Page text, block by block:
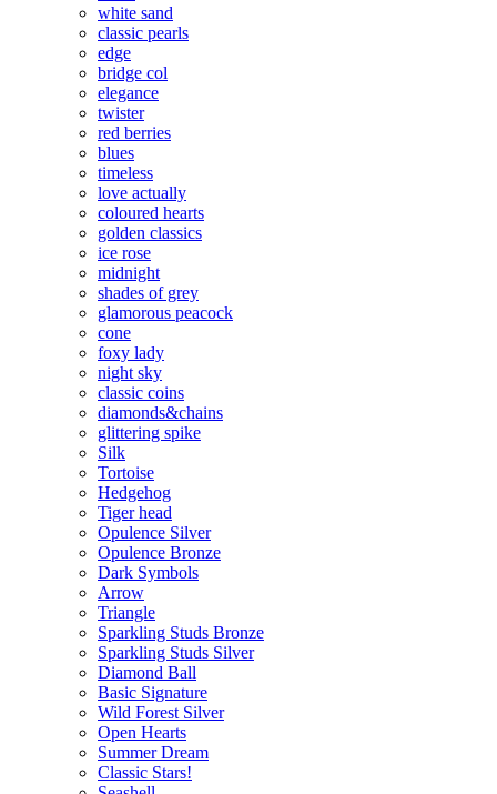
white sand
classic pearls
edge
bridge col
elegance
twister
red berries
blues
timeless
love actually
coloured hearts
golden classics
ice rose
midnight
shades of grey
glamorous peacock
cone
foxy lady
night sky
classic coins
diamonds&chains
glittering spike
Silk
Tortoise
Hedgehog
Tiger head
Opulence Silver
Opulence Bronze
Dark Symbols
Arrow
Triangle
Sparkling Studs Bronze
Sparkling Studs Silver
Diamond Ball
Basic Signature
Wild Forest Silver
Open Hearts
Summer Dream
Classic Stars!